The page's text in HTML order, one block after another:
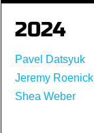
2024
Pavel Datsyuk
Jeremy Roenick
Shea Weber